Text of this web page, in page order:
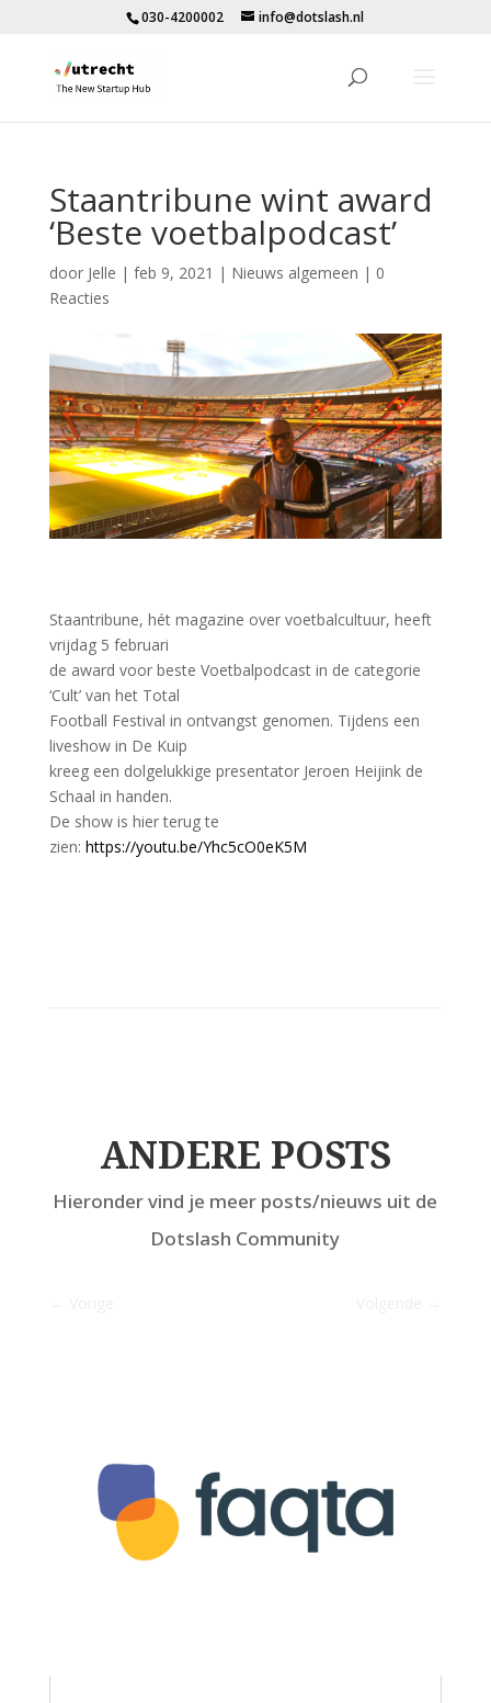
030-4200002 info@dotslash.nl
Staantribune wint award
‘Beste voetbalpodcast’
door Jelle | feb 9, 2021 | Nieuws algemeen | 0
Reacties
Staantribune, hét magazine over voetbalcultuur, heeft
vrijdag 5 februari
de award voor beste Voetbalpodcast in de categorie
‘Cult’ van het Total
Football Festival in ontvangst genomen. Tijdens een
liveshow in De Kuip
kreeg een dolgelukkige presentator Jeroen Heijink de
Schaal in handen.
De show is hier terug te
zien: https://youtu.be/Yhc5cO0eK5M
ANDERE POSTS
Hieronder vind je meer posts/nieuws uit de
Dotslash Community